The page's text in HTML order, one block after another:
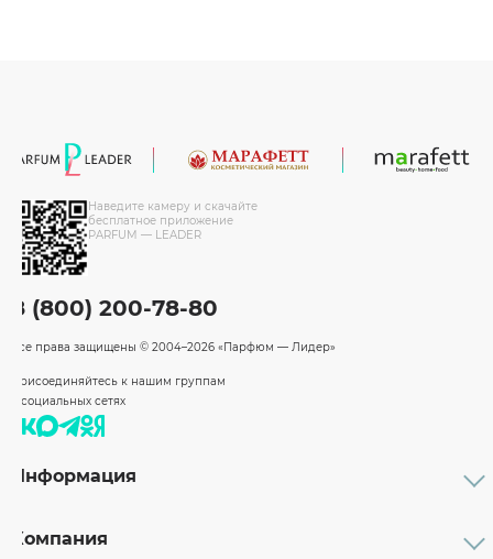
Наведите камеру и скачайте
бесплатное приложение
PARFUM — LEADER
8 (800) 200-78-80
Все права защищены © 2004–2026 «Парфюм — Лидер»
Присоединяйтесь к нашим группам
в социальных сетях
Информация
Бренды
Компания